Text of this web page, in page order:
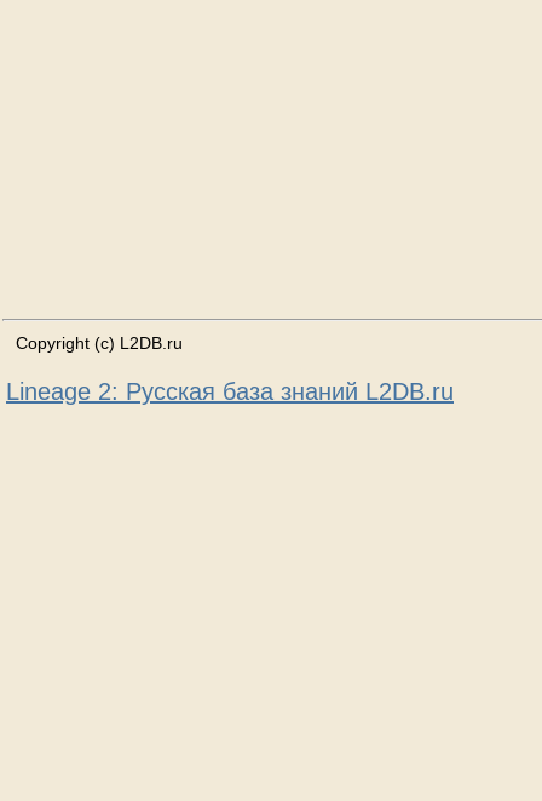
Copyright (c) L2DB.ru
Lineage 2: Русская база знаний L2DB.ru